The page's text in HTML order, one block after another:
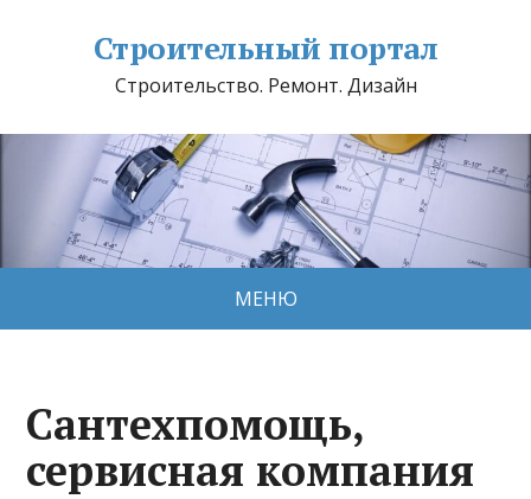
Строительный портал
Строительство. Ремонт. Дизайн
МЕНЮ
Сантехпомощь,
сервисная компания